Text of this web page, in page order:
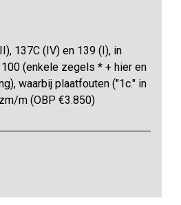
137C (IV) en 139 (I), in
(enkele zegels * + hier en
waarbij plaatfouten ("1c." in
m (OBP €3.850)